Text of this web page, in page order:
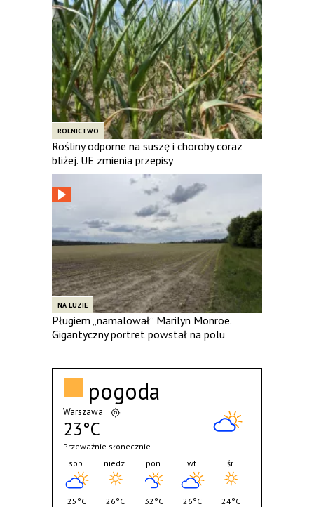
ROLNICTWO
Rośliny odporne na suszę i choroby coraz
bliżej. UE zmienia przepisy
NA LUZIE
Pługiem „namalował” Marilyn Monroe.
Gigantyczny portret powstał na polu
pogoda
Warszawa
23°C
Przeważnie słonecznie
sob.
25°C
niedz.
26°C
pon.
32°C
wt.
26°C
śr.
24°C